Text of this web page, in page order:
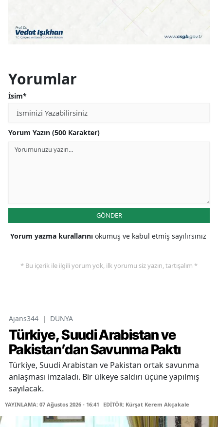
Yorumlar
İsim*
Yorum Yazın (500 Karakter)
GÖNDER
Yorum yazma kurallarını okumuş ve kabul etmiş sayılırsınız
* Bu içerik ile ilgili yorum yok, ilk yorumu siz yazın, tartışalım *
Ajans344 | DÜNYA
Türkiye, Suudi Arabistan ve
Pakistan’dan Savunma Paktı
Türkiye, Suudi Arabistan ve Pakistan ortak savunma
anlaşması imzaladı. Bir ülkeye saldırı üçüne yapılmış
sayılacak.
YAYINLAMA: 07 Ağustos 2026 - 16:41 EDİTÖR: Kürşat Kerem Akçakale